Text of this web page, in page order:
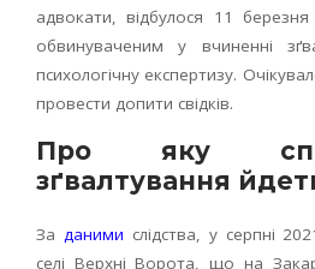
адвокати, відбулося 11
обвинуваченим у вчиненні
психологічну експертизу.
провести допити свідків.
Про яку
зґвалтування
За даними слідства, у серпні
селі Верхні Ворота, що на